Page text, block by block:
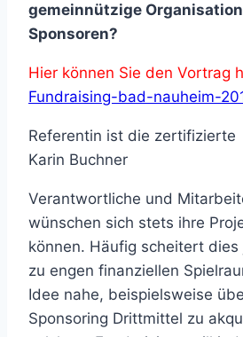
gemeinnützige
Sponsoren?
Hier können Sie den Vortrag
Fundraising-bad-nauheim-
Referentin ist die zertifizierte
Karin Buchner
Verantwortliche und
wünschen sich stets ihre
können. Häufig scheitert dies
zu engen finanziellen
Idee nahe, beispielsweise
Sponsoring Drittmittel zu